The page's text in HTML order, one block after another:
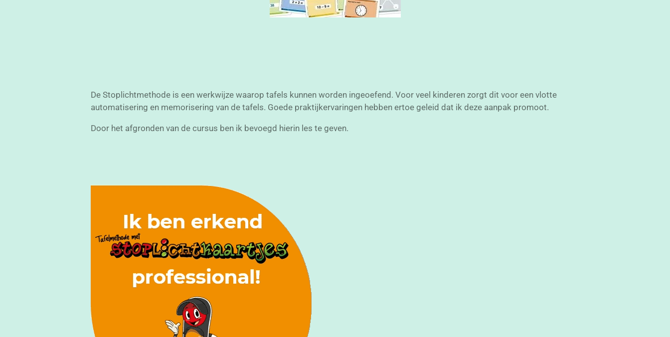
De Stoplichtmethode is een werkwijze waarop tafels kunnen worden ingeoefend. Voor veel kinderen zorgt dit voor een vlotte
automatisering en memorisering van de tafels. Goede praktijkervaringen hebben ertoe geleid dat ik deze aanpak promoot.
Door het afgronden van de cursus ben ik bevoegd hierin les te geven.